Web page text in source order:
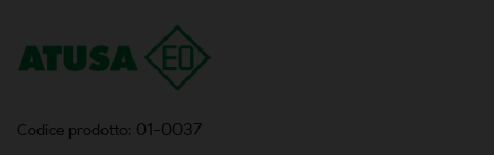
Codice prodotto: 01-0037